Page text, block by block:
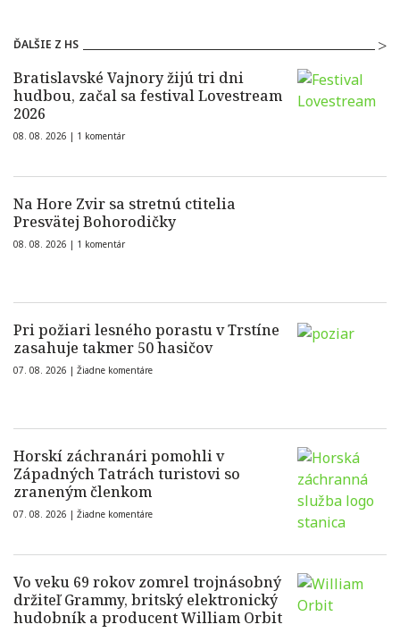
ĎALŠIE Z HS
Bratislavské Vajnory žijú tri dni
hudbou, začal sa festival Lovestream
2026
08. 08. 2026 | 1 komentár
Na Hore Zvir sa stretnú ctitelia
Presvätej Bohorodičky
08. 08. 2026 | 1 komentár
Pri požiari lesného porastu v Trstíne
zasahuje takmer 50 hasičov
07. 08. 2026 | Žiadne komentáre
Horskí záchranári pomohli v
Západných Tatrách turistovi so
zraneným členkom
07. 08. 2026 | Žiadne komentáre
Vo veku 69 rokov zomrel trojnásobný
držiteľ Grammy, britský elektronický
hudobník a producent William Orbit